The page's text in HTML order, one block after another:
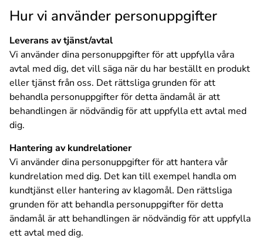
Hur vi använder personuppgifter
Leverans av tjänst/avtal
Vi använder dina personuppgifter för att uppfylla våra
avtal med dig, det vill säga när du har beställt en produkt
eller tjänst från oss. Det rättsliga grunden för att
behandla personuppgifter för detta ändamål är att
behandlingen är nödvändig för att uppfylla ett avtal med
dig.
Hantering av kundrelationer
Vi använder dina personuppgifter för att hantera vår
kundrelation med dig. Det kan till exempel handla om
kundtjänst eller hantering av klagomål. Den rättsliga
grunden för att behandla personuppgifter för detta
ändamål är att behandlingen är nödvändig för att uppfylla
ett avtal med dig.